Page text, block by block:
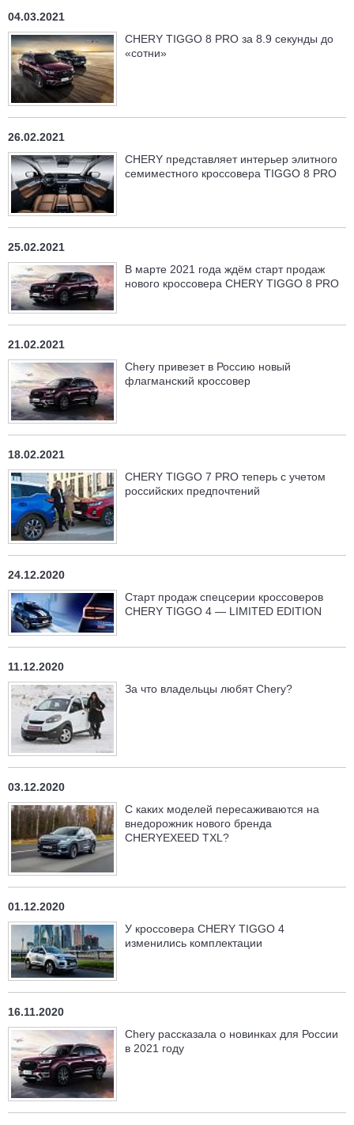
04.03.2021
CHERY TIGGO 8 PRO за 8.9 секунды до
«сотни»
26.02.2021
CHERY представляет интерьер элитного
семиместного кроссовера TIGGO 8 PRO
25.02.2021
В марте 2021 года ждём старт продаж
нового кроссовера CHERY TIGGO 8 PRO
21.02.2021
Chery привезет в Россию новый
флагманский кроссовер
18.02.2021
CHERY TIGGO 7 PRO теперь c учетом
российских предпочтений
24.12.2020
Старт продаж спецсерии кроссоверов
CHERY TIGGO 4 — LIMITED EDITION
11.12.2020
За что владельцы любят Chery?
03.12.2020
С каких моделей пересаживаются на
внедорожник нового бренда
CHERYEXEED TXL?
01.12.2020
У кроссовера CHERY TIGGO 4
изменились комплектации
16.11.2020
Chery рассказала о новинках для России
в 2021 году